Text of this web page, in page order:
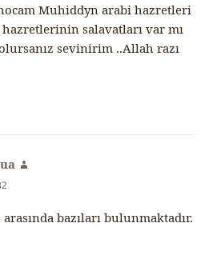
Muhiddyn arabi hazretleri
salavatları var mı
sevinirim ..Allah razı
arasında bazıları bulunmaktadır.